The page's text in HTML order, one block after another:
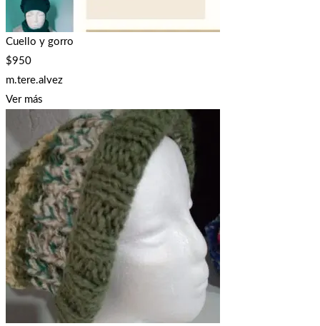
Cuello y gorro
$950
m.tere.alvez
Ver más